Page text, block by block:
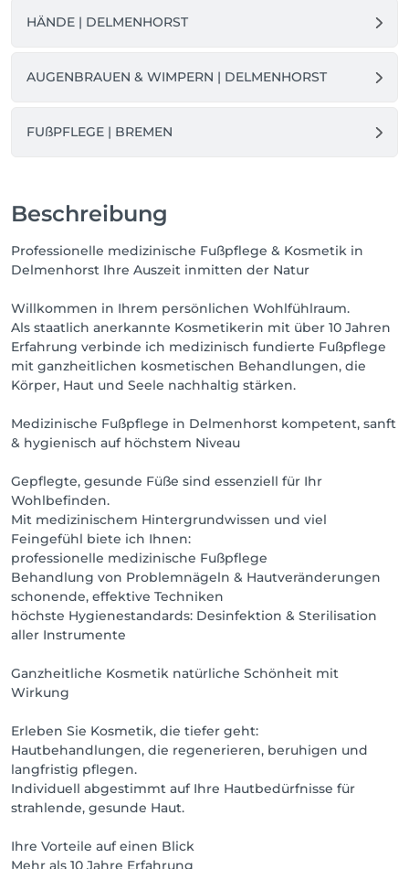
HÄNDE | DELMENHORST
AUGENBRAUEN & WIMPERN | DELMENHORST
FUßPFLEGE | BREMEN
Beschreibung
Professionelle medizinische Fußpflege & Kosmetik in
Delmenhorst Ihre Auszeit inmitten der Natur
Willkommen in Ihrem persönlichen Wohlfühlraum.
Als staatlich anerkannte Kosmetikerin mit über 10 Jahren
Erfahrung verbinde ich medizinisch fundierte Fußpflege
mit ganzheitlichen kosmetischen Behandlungen, die
Körper, Haut und Seele nachhaltig stärken.
Medizinische Fußpflege in Delmenhorst kompetent, sanft
& hygienisch auf höchstem Niveau
Gepflegte, gesunde Füße sind essenziell für Ihr
Wohlbefinden.
Mit medizinischem Hintergrundwissen und viel
Feingefühl biete ich Ihnen:
professionelle medizinische Fußpflege
Behandlung von Problemnägeln & Hautveränderungen
schonende, effektive Techniken
höchste Hygienestandards: Desinfektion & Sterilisation
aller Instrumente
Ganzheitliche Kosmetik natürliche Schönheit mit
Wirkung
Erleben Sie Kosmetik, die tiefer geht:
Hautbehandlungen, die regenerieren, beruhigen und
langfristig pflegen.
Individuell abgestimmt auf Ihre Hautbedürfnisse für
strahlende, gesunde Haut.
Ihre Vorteile auf einen Blick
Mehr als 10 Jahre Erfahrung